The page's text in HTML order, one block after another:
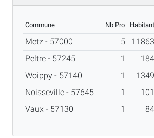
Commune Nb Pro
Metz - 57000 5
Peltre - 57245
1
Woippy - 57140
1
Noisseville - 57645
1
Vaux - 57130
1